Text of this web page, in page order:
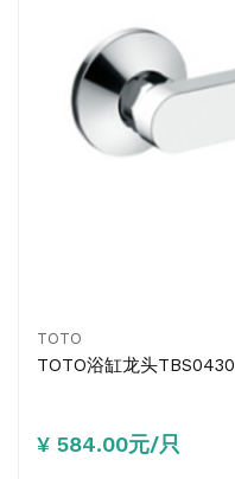
TOTO
TOTO浴缸龙头
¥ 584.00元/只